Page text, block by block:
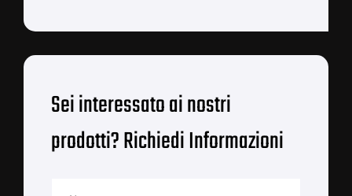
Sei interessato ai nostri
prodotti? Richiedi Informazioni